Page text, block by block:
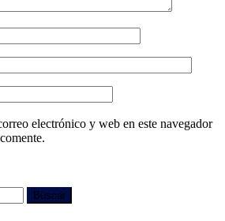
electrónico y web en este navegador